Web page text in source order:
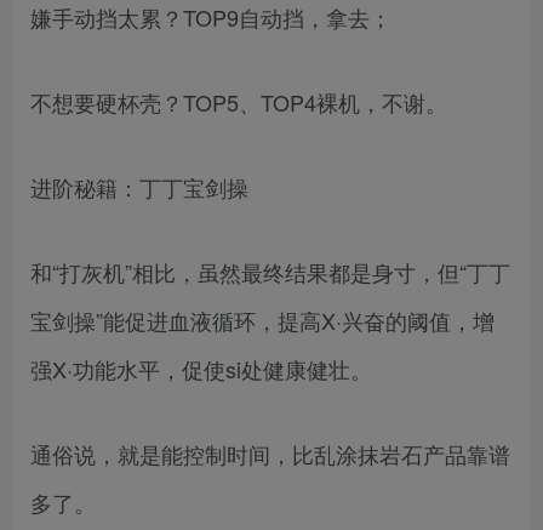
嫌手动挡太累？TOP9自动挡，拿去；
不想要硬杯壳？TOP5、TOP4裸机，不谢。
进阶秘籍：丁丁宝剑操
和“打灰机”相比，虽然最终结果都是身寸，但“丁丁
宝剑操”能促进血液循环，提高X·兴奋的阈值，增
强X·功能水平，促使si处健康健壮。
通俗说，就是能控制时间，比乱涂抹岩石产品靠谱
多了。